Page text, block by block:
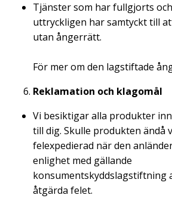
Tjänster som har fullgjorts
uttryckligen har samtyckt till
utan ångerrätt.
För mer om den lagstiftade
Reklamation och klagomål
Vi besiktigar alla produkter
till dig. Skulle produkten ändå
felexpedierad när den
enlighet med gällande
konsumentskyddslagstiftning
åtgärda felet.